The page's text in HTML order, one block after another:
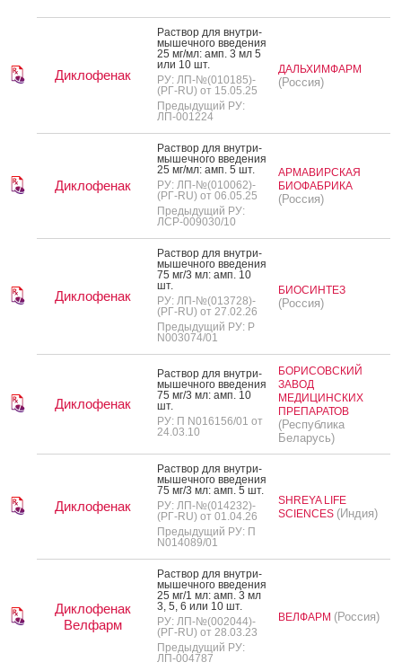
Диклофенак
Рас­твор для внут­ри­
мышеч­но­го вве­дения
25 мг/мл: амп. 3 мл 5
или 10 шт.
РУ: ЛП-№(010185)-
(РГ-RU) от 15.05.25
Предыдущий РУ:
ЛП-001224
ДАЛЬХИМФАРМ
(Россия)
Диклофенак
Рас­твор для внут­ри­
мышеч­но­го вве­дения
25 мг/мл: амп. 5 шт.
РУ: ЛП-№(010062)-
(РГ-RU) от 06.05.25
Предыдущий РУ:
ЛСР-009030/10
АРМАВИРСКАЯ
БИОФАБРИКА
(Россия)
Диклофенак
Рас­твор для внут­ри­
мышеч­но­го вве­дения
75 мг/3 мл: амп. 10
шт.
РУ: ЛП-№(013728)-
(РГ-RU) от 27.02.26
Предыдущий РУ: Р
N003074/01
БИОСИНТЕЗ
(Россия)
Диклофенак
Рас­твор для внут­ри­
мышеч­но­го вве­дения
75 мг/3 мл: амп. 10
шт.
РУ: П N016156/01 от
24.03.10
БОРИСОВСКИЙ
ЗАВОД
МЕДИЦИНСКИХ
ПРЕПАРАТОВ
(Республика
Беларусь)
Диклофенак
Рас­твор для внут­ри­
мышеч­но­го вве­дения
75 мг/3 мл: амп. 5 шт.
РУ: ЛП-№(014232)-
(РГ-RU) от 01.04.26
Предыдущий РУ: П
N014089/01
SHREYA LIFE
SCIENCES (Индия)
Диклофенак
Велфарм
Рас­твор для внут­ри­
мышеч­но­го вве­дения
25 мг/1 мл: амп. 3 мл
3, 5, 6 или 10 шт.
РУ: ЛП-№(002044)-
(РГ-RU) от 28.03.23
Предыдущий РУ:
ЛП-004787
ВЕЛФАРМ (Россия)